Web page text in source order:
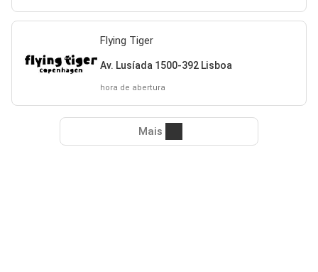
Flying Tiger
Av. Lusíada 1500-392 Lisboa
hora de abertura
Mais